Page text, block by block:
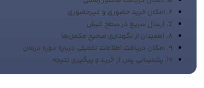
6. امکان خرید حضوری و غیرحضوری
7. ارسال سریع در سطح کیش
8. اطمینان از نگهداری صحیح مکمل‌ها
9. امکان دریافت اطلاعات تکمیلی درباره دوره درمان
10. پشتیبانی پس از خرید و پیگیری نتیجه